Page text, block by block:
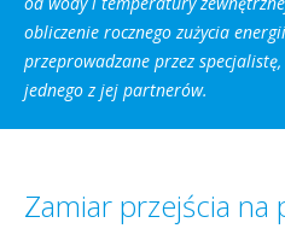
obliczenie rocznego zużycia
przeprowadzane przez
jednego z jej partnerów.
Zamiar przejścia na